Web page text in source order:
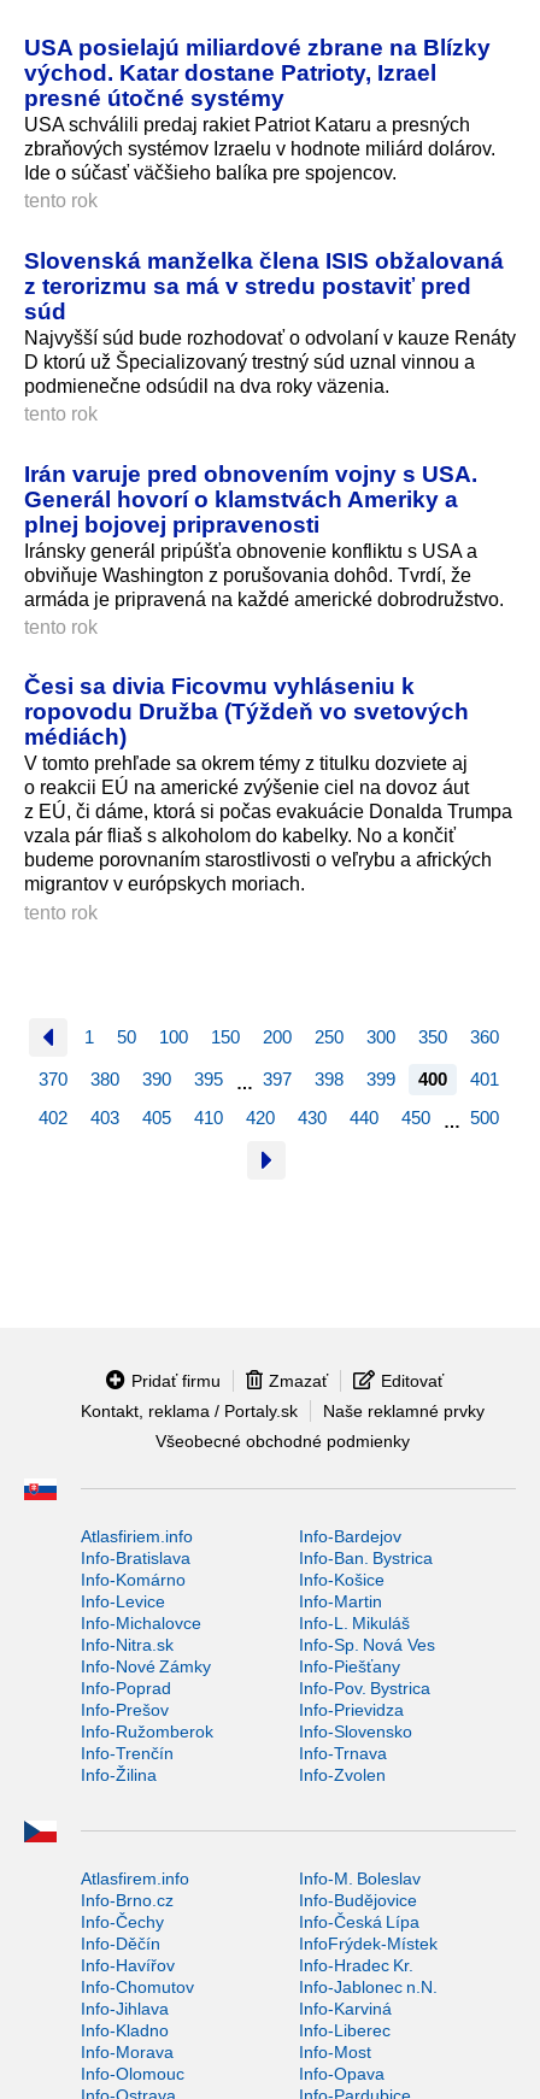
USA posielajú miliardové zbrane na Blízky
východ. Katar dostane Patrioty, Izrael
presné útočné systémy
USA schválili predaj rakiet Patriot Kataru a presných
zbraňových systémov Izraelu v hodnote miliárd dolárov.
Ide o súčasť väčšieho balíka pre spojencov.
tento rok
Slovenská manželka člena ISIS obžalovaná
z terorizmu sa má v stredu postaviť pred
súd
Najvyšší súd bude rozhodovať o odvolaní v kauze Renáty
D ktorú už Špecializovaný trestný súd uznal vinnou a
podmienečne odsúdil na dva roky väzenia.
tento rok
Irán varuje pred obnovením vojny s USA.
Generál hovorí o klamstvách Ameriky a
plnej bojovej pripravenosti
Iránsky generál pripúšťa obnovenie konfliktu s USA a
obviňuje Washington z porušovania dohôd. Tvrdí, že
armáda je pripravená na každé americké dobrodružstvo.
tento rok
Česi sa divia Ficovmu vyhláseniu k
ropovodu Družba (Týždeň vo svetových
médiách)
V tomto prehľade sa okrem témy z titulku dozviete aj
o reakcii EÚ na americké zvýšenie ciel na dovoz áut
z EÚ, či dáme, ktorá si počas evakuácie Donalda Trumpa
vzala pár fliaš s alkoholom do kabelky. No a končiť
budeme porovnaním starostlivosti o veľrybu a afrických
migrantov v európskych moriach.
tento rok
1 50 100 150 200 250 300 350 360
370 380 390 395 … 397 398 399 400
401
402
403 405 410 420 430 440 450 … 500
Pridať firmu Zmazať
Editovať
Kontakt, reklama / Portaly.sk
Naše reklamné prvky
Všeobecné obchodné podmienky
Atlasfiriem.info
Info-Bardejov
Info-Bratislava
Info-Ban. Bystrica
Info-Komárno
Info-Košice
Info-Levice
Info-Martin
Info-Michalovce
Info-L. Mikuláš
Info-Nitra.sk
Info-Sp. Nová Ves
Info-Nové Zámky
Info-Piešťany
Info-Poprad
Info-Pov. Bystrica
Info-Prešov
Info-Prievidza
Info-Ružomberok
Info-Slovensko
Info-Trenčín
Info-Trnava
Info-Žilina
Info-Zvolen
Atlasfirem.info
Info-M. Boleslav
Info-Brno.cz
Info-Budějovice
Info-Čechy
Info-Česká Lípa
Info-Děčín
InfoFrýdek-Místek
Info-Havířov
Info-Hradec Kr.
Info-Chomutov
Info-Jablonec n.N.
Info-Jihlava
Info-Karviná
Info-Kladno
Info-Liberec
Info-Morava
Info-Most
Info-Olomouc
Info-Opava
Info-Ostrava
Info-Pardubice